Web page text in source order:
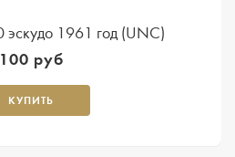
1961 год (UNC)
100 руб
КУПИТЬ